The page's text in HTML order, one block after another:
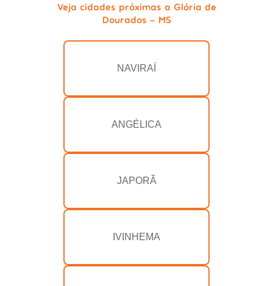
Veja cidades próximas a Glória de
Dourados - MS
NAVIRAÍ
ANGÉLICA
JAPORÃ
IVINHEMA